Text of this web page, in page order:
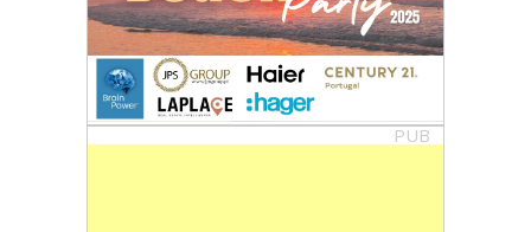
PUB